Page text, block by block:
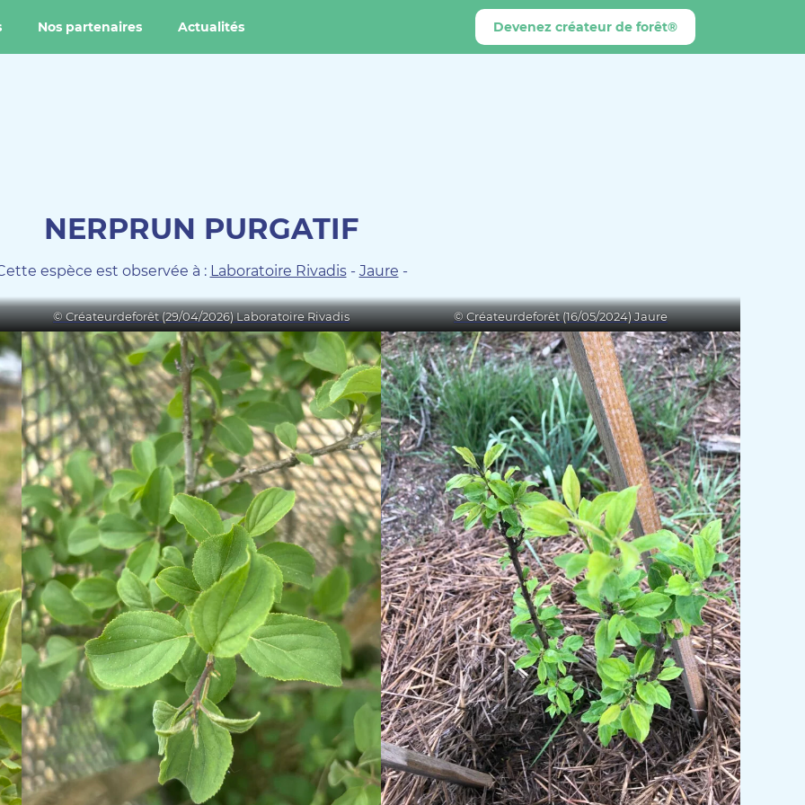
Nos partenaires Actualités Devenez créateur de forêt®
NERPRUN PURGATIF
espèce est observée à : Laboratoire Rivadis- Jaure -
© Créateurdeforêt (29/04/2026) Laboratoire Rivadis © Créateurdeforêt (16/05/2024) Jaure